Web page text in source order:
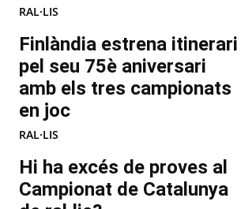
RAL·LIS
Finlàndia estrena itinerari
pel seu 75è aniversari
amb els tres campionats
en joc
RAL·LIS
Hi ha excés de proves al
Campionat de Catalunya